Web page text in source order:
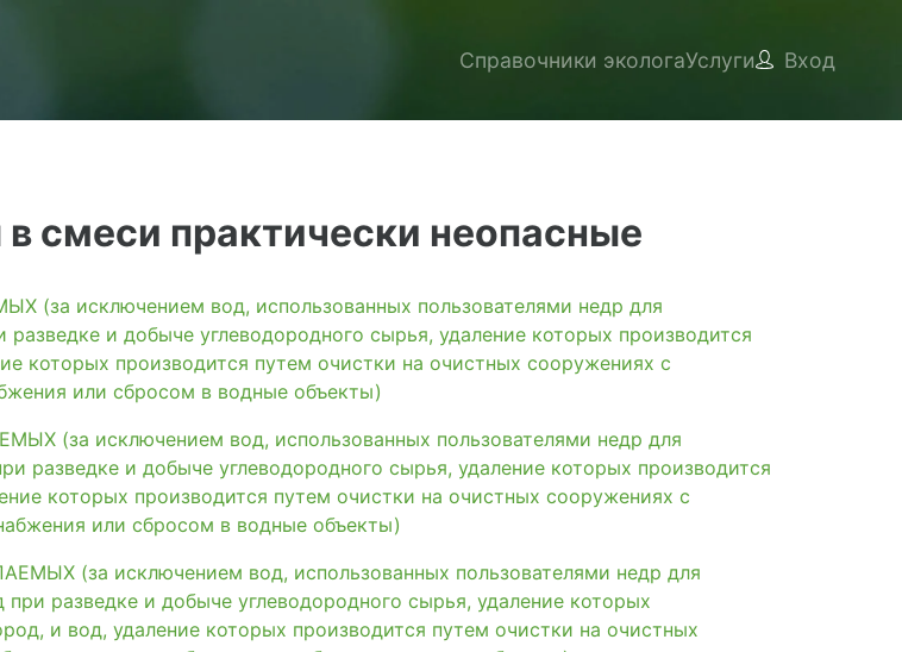
Справочники экологаУслуги Вход
смеси практически неопасные
исключением вод, использованных пользователями недр для
и добыче углеводородного сырья, удаление которых производится
которых производится путем очистки на очистных сооружениях с
или сбросом в водные объекты)
исключением вод, использованных пользователями недр для
разведке и добыче углеводородного сырья, удаление которых производится
которых производится путем очистки на очистных сооружениях с
или сбросом в водные объекты)
(за исключением вод, использованных пользователями недр для
разведке и добыче углеводородного сырья, удаление которых
и вод, удаление которых производится путем очистки на очистных